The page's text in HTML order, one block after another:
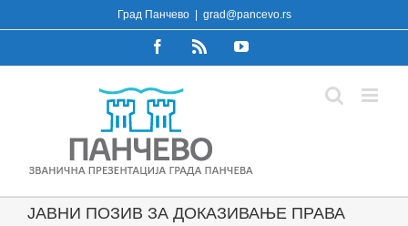
to
Град Панчево grad@pancevo.rs
FacebookRss YouTube
ЈАВНИ ПОЗИВ ЗА ДОКАЗИВАЊЕ ПРАВА